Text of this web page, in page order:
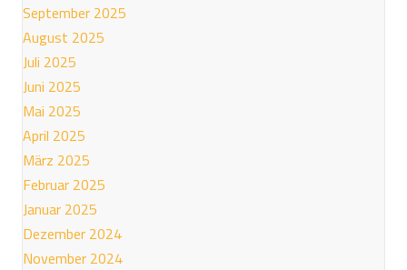
September 2025
August 2025
Juli 2025
Juni 2025
Mai 2025
April 2025
März 2025
Februar 2025
Januar 2025
Dezember 2024
November 2024